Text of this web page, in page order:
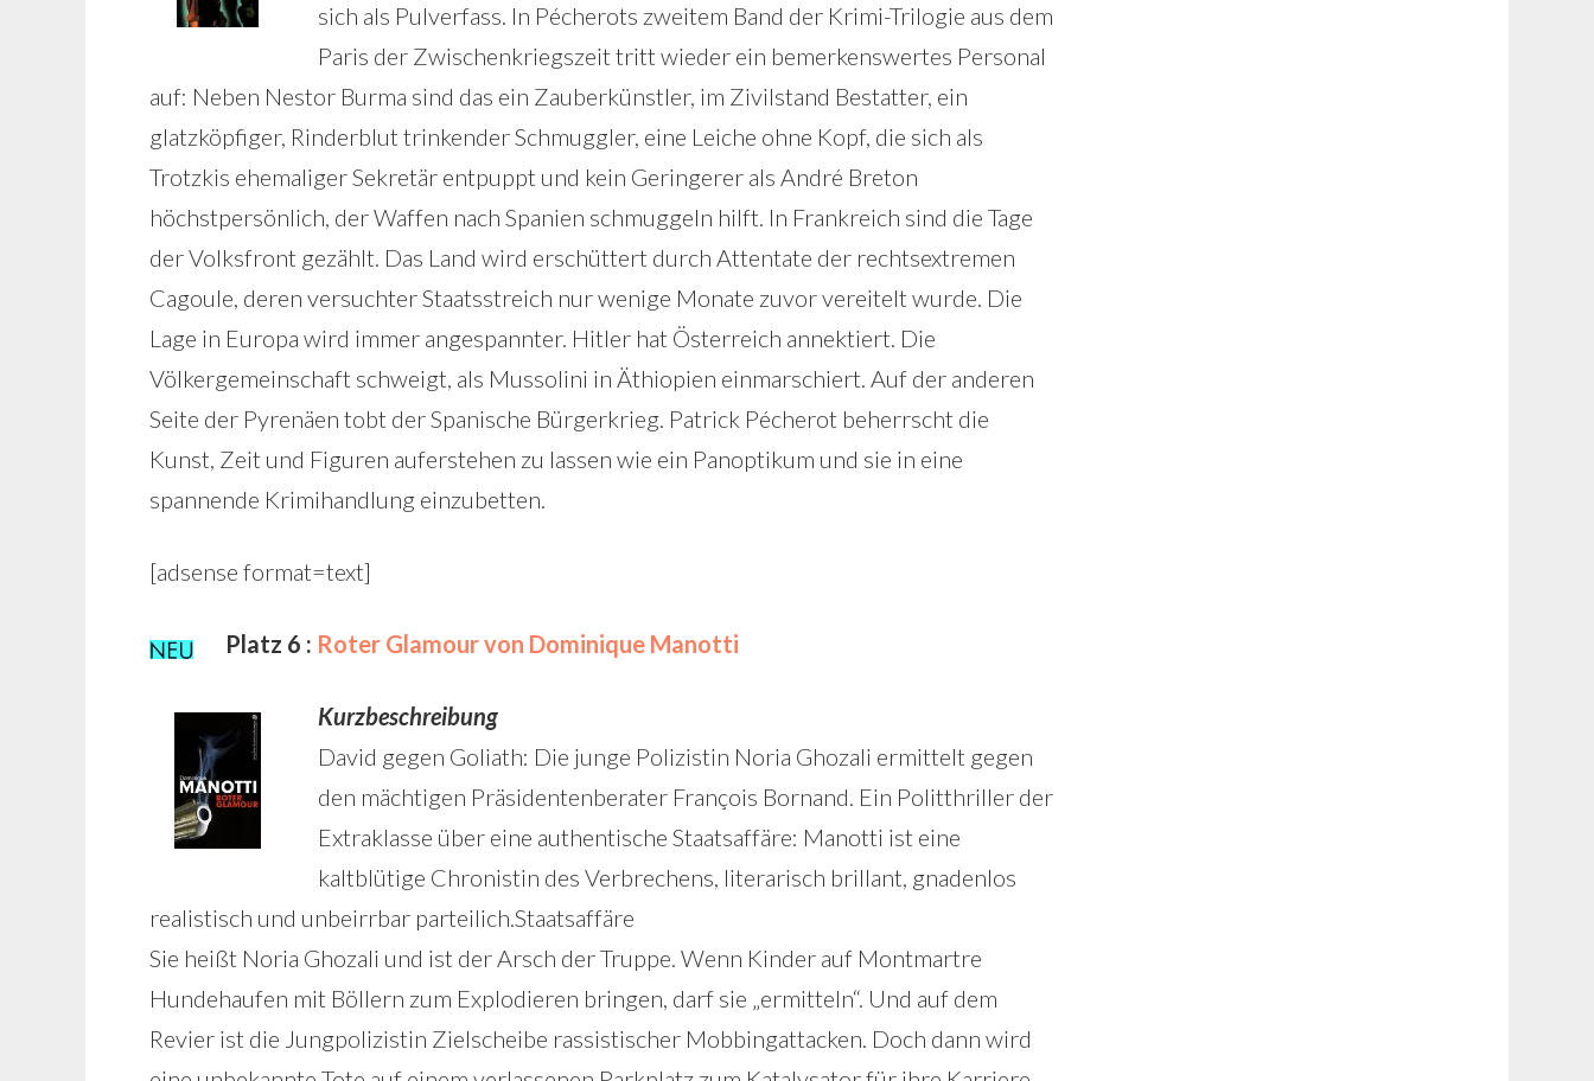
sich als Pulverfass. In Pécherots zweitem Band der Krimi-Trilogie aus dem
Paris der Zwischenkriegszeit tritt wieder ein bemerkenswertes Personal
auf: Neben Nestor Burma sind das ein Zauberkünstler, im Zivilstand Bestatter, ein
glatzköpfiger, Rinderblut trinkender Schmuggler, eine Leiche ohne Kopf, die sich als
Trotzkis ehemaliger Sekretär entpuppt und kein Geringerer als André Breton
höchstpersönlich, der Waffen nach Spanien schmuggeln hilft. In Frankreich sind die Tage
der Volksfront gezählt. Das Land wird erschüttert durch Attentate der rechtsextremen
Cagoule, deren versuchter Staatsstreich nur wenige Monate zuvor vereitelt wurde. Die
Lage in Europa wird immer angespannter. Hitler hat Österreich annektiert. Die
Völkergemeinschaft schweigt, als Mussolini in Äthiopien einmarschiert. Auf der anderen
Seite der Pyrenäen tobt der Spanische Bürgerkrieg. Patrick Pécherot beherrscht die
Kunst, Zeit und Figuren auferstehen zu lassen wie ein Panoptikum und sie in eine
spannende Krimihandlung einzubetten.
[adsense format=text]
Platz 6 : Roter Glamour von Dominique Manotti
Kurzbeschreibung
David gegen Goliath: Die junge Polizistin Noria Ghozali ermittelt gegen
den mächtigen Präsidentenberater François Bornand. Ein Politthriller der
Extraklasse über eine authentische Staatsaffäre: Manotti ist eine
kaltblütige Chronistin des Verbrechens, literarisch brillant, gnadenlos
realistisch und unbeirrbar parteilich.Staatsaffäre
Sie heißt Noria Ghozali und ist der Arsch der Truppe. Wenn Kinder auf Montmartre
Hundehaufen mit Böllern zum Explodieren bringen, darf sie „ermitteln“. Und auf dem
Revier ist die Jungpolizistin Zielscheibe rassistischer Mobbingattacken. Doch dann wird